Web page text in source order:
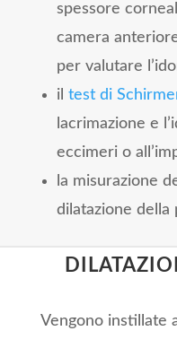
spessore
camera
per valutare
il test di
lacrimazione e
eccimeri o
la misurazione
dilatazione della
Vengono instillate